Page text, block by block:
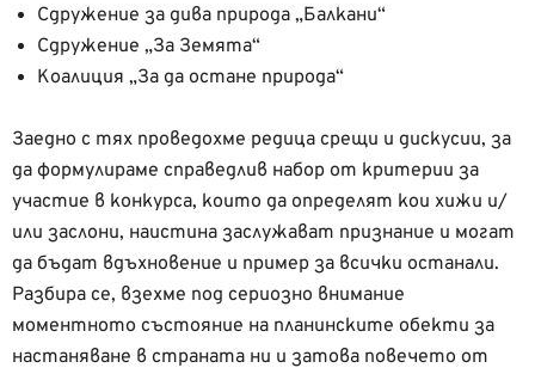
Сдружение за дива природа „Балкани“
Сдружение „За Земята“
Коалиция „За да остане природа“
Заедно с тях проведохме редица срещи и дискусии, за
да формулираме справедлив набор от критерии за
участие в конкурса, които да определят кои хижи и/
или заслони, наистина заслужават признание и могат
да бъдат вдъхновение и пример за всички останали.
Разбира се, взехме под сериозно внимание
моментното състояние на планинските обекти за
настаняване в страната ни и затова повечето от